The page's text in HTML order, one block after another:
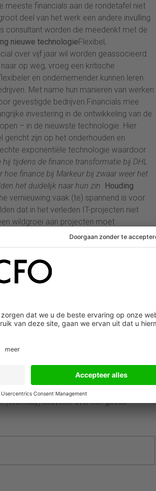
meeste financials aan de rondetafel niet
deel van het werk een andere invulling
consultant worden die meedenkt met de
nieuwe technologieFlexibel,
over vijf jaar wil worden geassocieerd.
op weg, vroeg een kritische
en ondernemender kunnen leren
Met name hun manieren van werken
gevestigde bedrijven.Financials mee
investering in de ontwikkeling van de
– in de nieuwste technologie. Hier
zijn op het onderhouden en
exponentiële technologie waardoor
tijdens de finance transformatie bij DHL
hoe finance bij Markeur bij zwaar weer het
het duidelijk naar hun zin Houding
vernieuwing vaak (te) spannend is voor
dat in het verleden IT-projecten niet
wildgroei aan projecten moet
dat deze houding juist exemplarisch
vernieuwers en startups zal het
professionals zich meer openstellen
elkaar. Het oor te luister leggen bij de
van mislukte ERP-projecten uit het
en veranderingen. In
bij moet kunnen houden
de financial helpen bij het nemen van
Meedenken met de business moet
en tijdig aan de bel trekken –
meer. Sterker nog, het kan de
bleef de algemene conclusie van het
zei daar morgen actief aan te willen
er genoten werd van een heerlijk
(Workday) keuvelen over een goede